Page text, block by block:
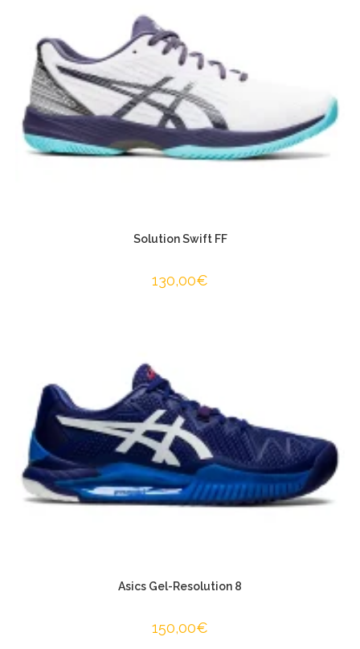
Solution Swift FF
130,00€
Asics Gel-Resolution 8
150,00€